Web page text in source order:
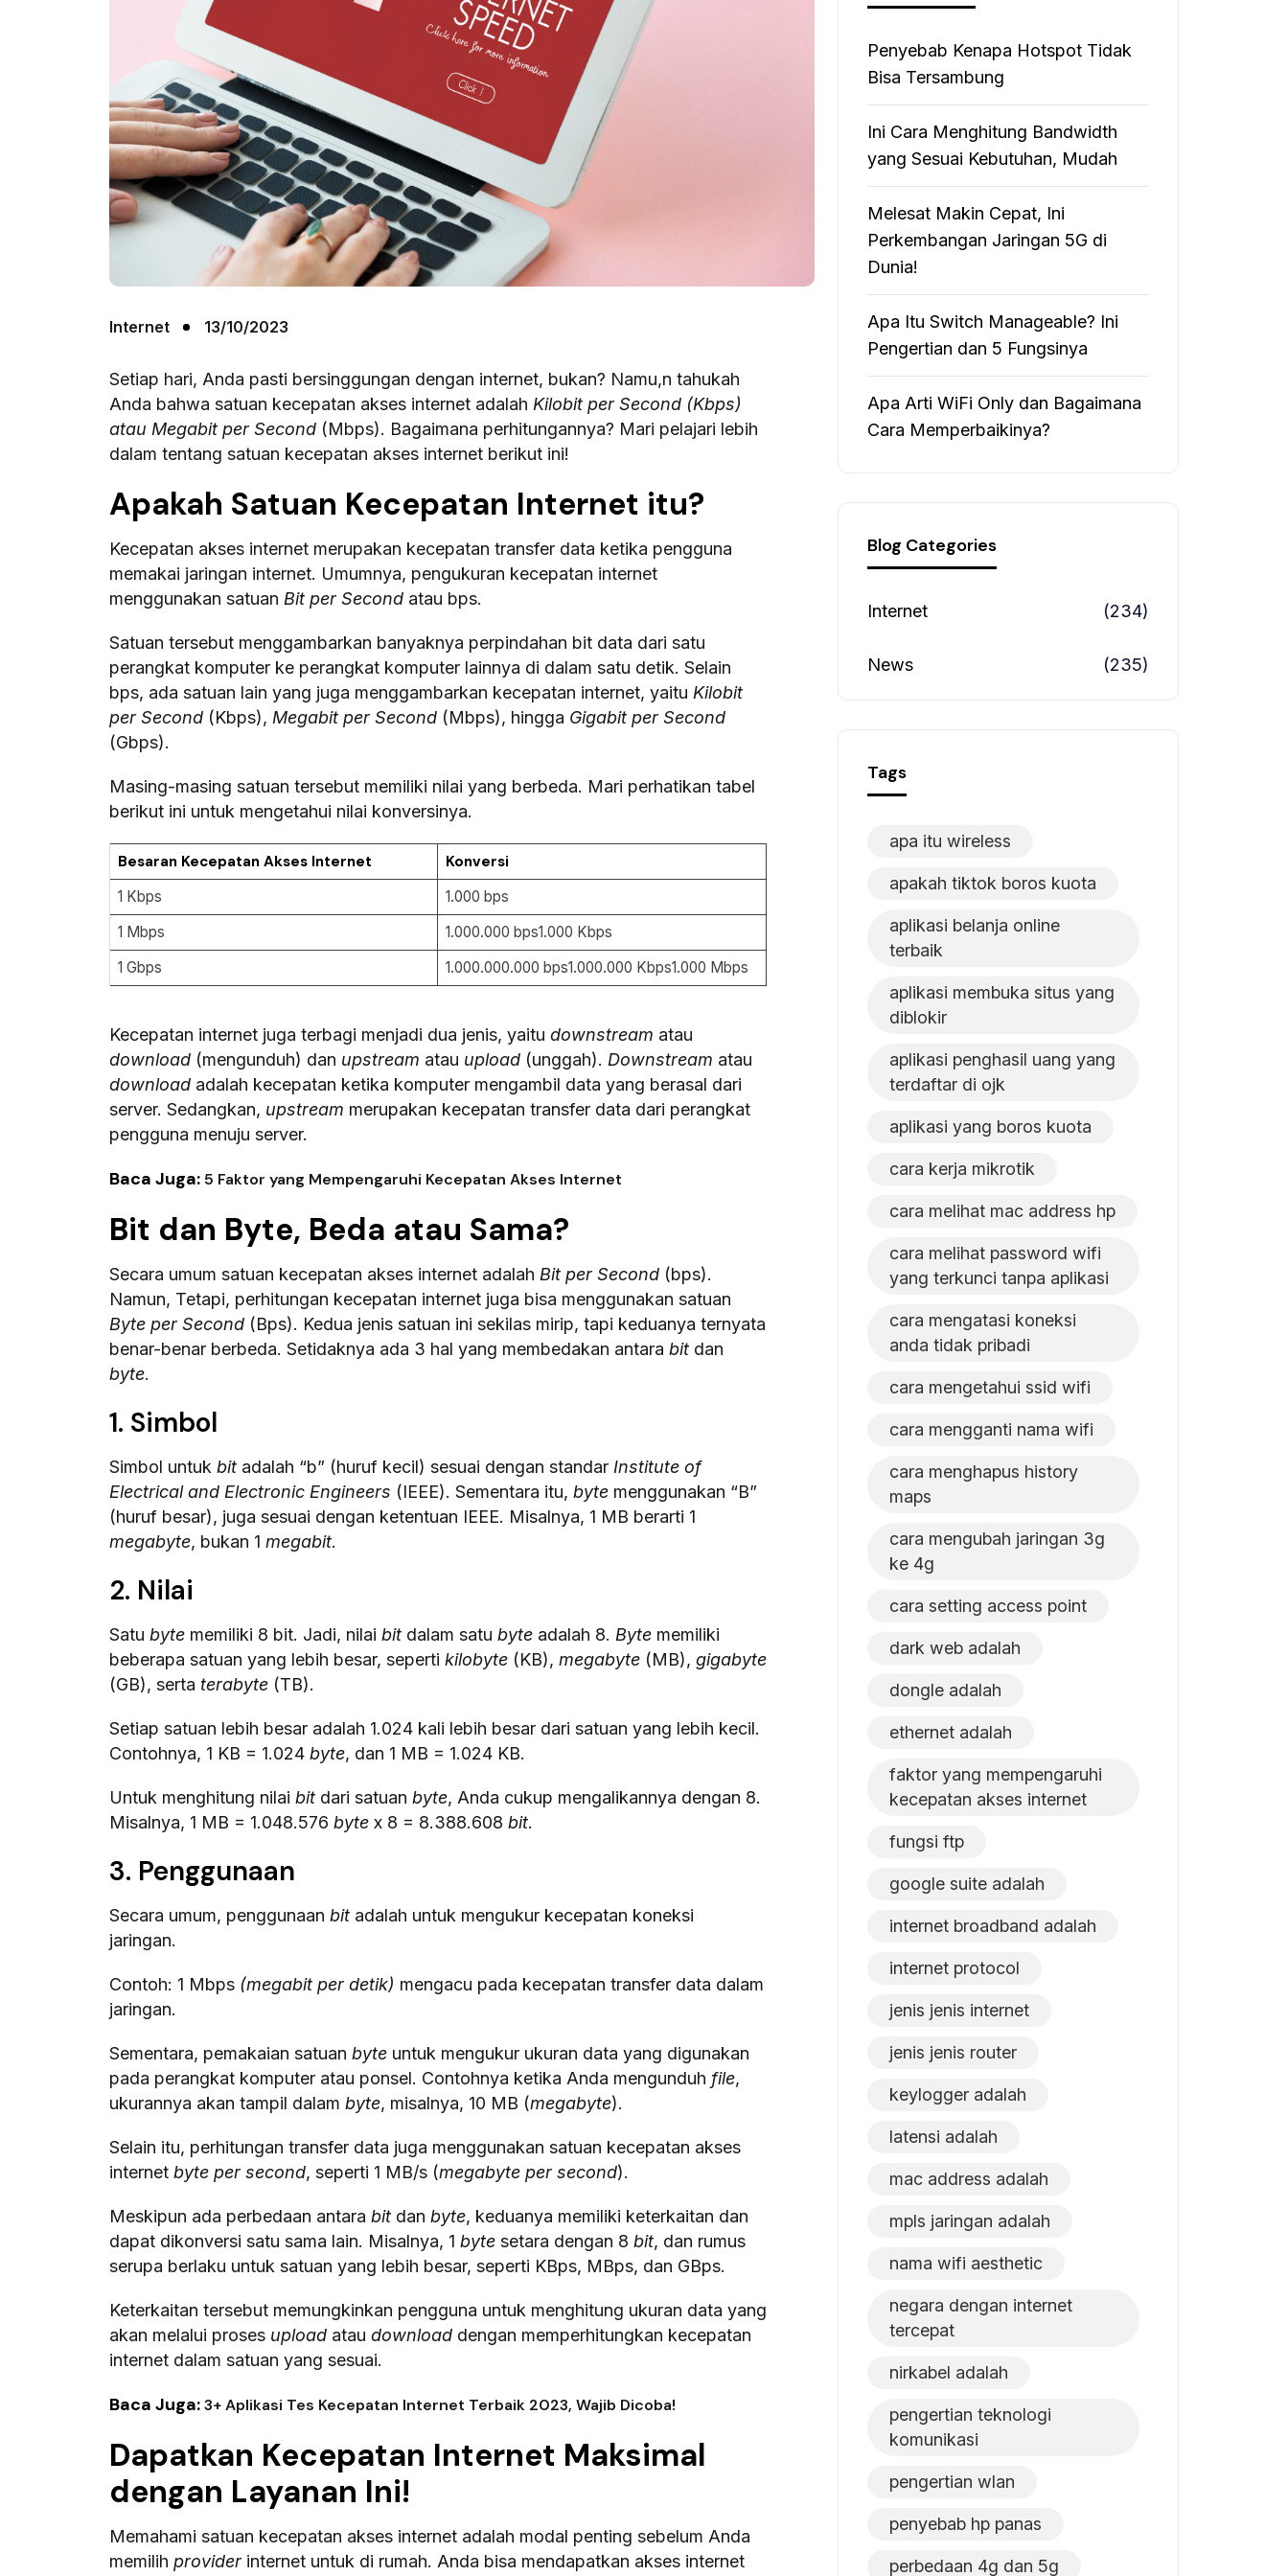
Internet 13/10/2023
Setiap hari, Anda pasti bersinggungan dengan internet, bukan? Namu,n tahukah
Anda bahwa satuan kecepatan akses internet adalah Kilobit per Second (Kbps)
atau Megabit per Second (Mbps). Bagaimana perhitungannya? Mari pelajari lebih
dalam tentang satuan kecepatan akses internet berikut ini!
Apakah Satuan Kecepatan Internet itu?
Kecepatan akses internet merupakan kecepatan transfer data ketika pengguna
memakai jaringan internet. Umumnya, pengukuran kecepatan internet
menggunakan satuan Bit per Second atau bps.
Satuan tersebut menggambarkan banyaknya perpindahan bit data dari satu
perangkat komputer ke perangkat komputer lainnya di dalam satu detik. Selain
bps, ada satuan lain yang juga menggambarkan kecepatan internet, yaitu Kilobit
per Second (Kbps), Megabit per Second (Mbps), hingga Gigabit per Second
(Gbps).
Masing-masing satuan tersebut memiliki nilai yang berbeda. Mari perhatikan tabel
berikut ini untuk mengetahui nilai konversinya.
Besaran Kecepatan Akses Internet Konversi
1 Kbps
1.000 bps
1 Mbps
1.000.000 bps1.000 Kbps
1 Gbps
1.000.000.000 bps1.000.000 Kbps1.000 Mbps
Kecepatan internet juga terbagi menjadi dua jenis, yaitu downstream atau
download (mengunduh) dan upstream atau upload (unggah). Downstream atau
download adalah kecepatan ketika komputer mengambil data yang berasal dari
server. Sedangkan, upstream merupakan kecepatan transfer data dari perangkat
pengguna menuju server.
Baca Juga: 5 Faktor yang Mempengaruhi Kecepatan Akses Internet
Bit dan Byte, Beda atau Sama?
Secara umum satuan kecepatan akses internet adalah Bit per Second (bps).
Namun, Tetapi, perhitungan kecepatan internet juga bisa menggunakan satuan
Byte per Second (Bps). Kedua jenis satuan ini sekilas mirip, tapi keduanya ternyata
benar-benar berbeda. Setidaknya ada 3 hal yang membedakan antara bit dan
byte.
1. Simbol
Simbol untuk bit adalah “b” (huruf kecil) sesuai dengan standar Institute of
Electrical and Electronic Engineers (IEEE). Sementara itu, byte menggunakan “B”
(huruf besar), juga sesuai dengan ketentuan IEEE. Misalnya, 1 MB berarti 1
megabyte, bukan 1 megabit.
2. Nilai
Satu byte memiliki 8 bit. Jadi, nilai bit dalam satu byte adalah 8. Byte memiliki
beberapa satuan yang lebih besar, seperti kilobyte (KB), megabyte (MB), gigabyte
(GB), serta terabyte (TB).
Setiap satuan lebih besar adalah 1.024 kali lebih besar dari satuan yang lebih kecil.
Contohnya, 1 KB = 1.024 byte, dan 1 MB = 1.024 KB.
Untuk menghitung nilai bit dari satuan byte, Anda cukup mengalikannya dengan 8.
Misalnya, 1 MB = 1.048.576 byte x 8 = 8.388.608 bit.
3. Penggunaan
Secara umum, penggunaan bit adalah untuk mengukur kecepatan koneksi
jaringan.
Contoh: 1 Mbps (megabit per detik) mengacu pada kecepatan transfer data dalam
jaringan.
Sementara, pemakaian satuan byte untuk mengukur ukuran data yang digunakan
pada perangkat komputer atau ponsel. Contohnya ketika Anda mengunduh file,
ukurannya akan tampil dalam byte, misalnya, 10 MB (megabyte).
Selain itu, perhitungan transfer data juga menggunakan satuan kecepatan akses
internet byte per second, seperti 1 MB/s (megabyte per second).
Meskipun ada perbedaan antara bit dan byte, keduanya memiliki keterkaitan dan
dapat dikonversi satu sama lain. Misalnya, 1 byte setara dengan 8 bit, dan rumus
serupa berlaku untuk satuan yang lebih besar, seperti KBps, MBps, dan GBps.
Keterkaitan tersebut memungkinkan pengguna untuk menghitung ukuran data yang
akan melalui proses upload atau download dengan memperhitungkan kecepatan
internet dalam satuan yang sesuai.
Baca Juga:3+ Aplikasi Tes Kecepatan Internet Terbaik 2023, Wajib Dicoba!
Dapatkan Kecepatan Internet Maksimal
dengan Layanan Ini!
Memahami satuan kecepatan akses internet adalah modal penting sebelum Anda
memilih provider internet untuk di rumah. Anda bisa mendapatkan akses internet
Penyebab Kenapa Hotspot Tidak
Bisa Tersambung
Ini Cara Menghitung Bandwidth
yang Sesuai Kebutuhan, Mudah
Melesat Makin Cepat, Ini
Perkembangan Jaringan 5G di
Dunia!
Apa Itu Switch Manageable? Ini
Pengertian dan 5 Fungsinya
Apa Arti WiFi Only dan Bagaimana
Cara Memperbaikinya?
Blog Categories
Internet (234)
News (235)
Tags
apa itu wireless
apakah tiktok boros kuota
aplikasi belanja online
terbaik
aplikasi membuka situs yang
diblokir
aplikasi penghasil uang yang
terdaftar di ojk
aplikasi yang boros kuota
cara kerja mikrotik
cara melihat mac address hp
cara melihat password wifi
yang terkunci tanpa aplikasi
cara mengatasi koneksi
anda tidak pribadi
cara mengetahui ssid wifi
cara mengganti nama wifi
cara menghapus history
maps
cara mengubah jaringan 3g
ke 4g
cara setting access point
dark web adalah
dongle adalah
ethernet adalah
faktor yang mempengaruhi
kecepatan akses internet
fungsi ftp
google suite adalah
internet broadband adalah
internet protocol
jenis jenis internet
jenis jenis router
keylogger adalah
latensi adalah
mac address adalah
mpls jaringan adalah
nama wifi aesthetic
negara dengan internet
tercepat
nirkabel adalah
pengertian teknologi
komunikasi
pengertian wlan
penyebab hp panas
perbedaan 4g dan 5g